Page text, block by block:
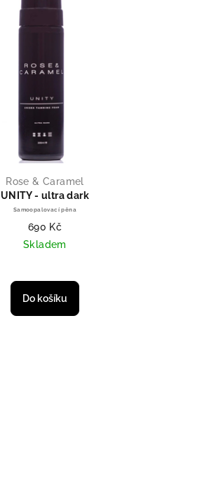
Rose & Caramel
UNITY - ultra dark
Samoopalovací pěna
690 Kč
Skladem
Do košíku